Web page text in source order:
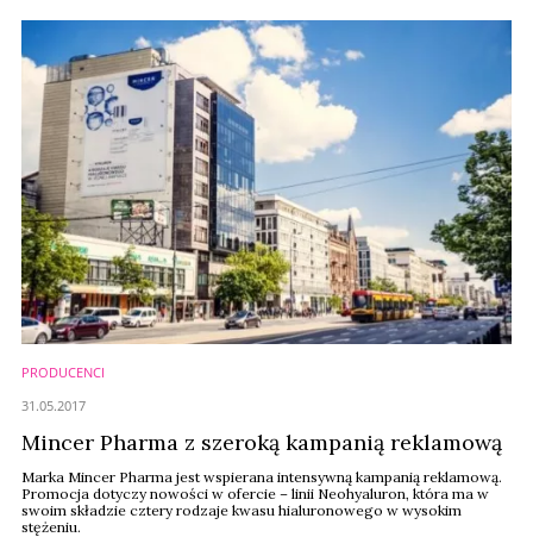
PRODUCENCI
Mincer Pharma z szeroką kampanią reklamową
Marka Mincer Pharma jest wspierana intensywną kampanią reklamową.
Promocja dotyczy nowości w ofercie – linii Neohyaluron, która ma w
swoim składzie cztery rodzaje kwasu hialuronowego w wysokim
stężeniu.
31.05.2017